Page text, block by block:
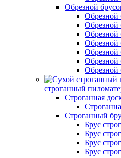
Обрезной
Обрезной
Обрезной
Обрезной
Обрезной
Обрезной
Обрезной
Обрезной
строганный
Строганная
Строганный
Брус
Брус
Брус
Брус